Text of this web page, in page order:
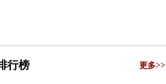
行榜 更多>>